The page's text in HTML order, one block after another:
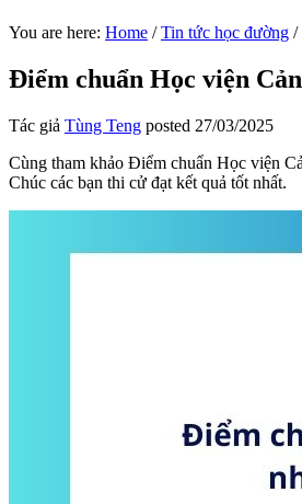
You are here: Home / Tin tức học đường /
Điểm chuẩn Học viện
Tác giả Tùng Teng posted 27/03/2025
Cùng tham khảo Điểm chuẩn Học viện
Chúc các bạn thi cử đạt kết quả tốt nhất.